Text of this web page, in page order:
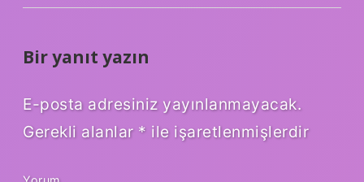
Bir yanıt yazın
E-posta adresiniz yayınlanmayacak.
Gerekli alanlar * ile işaretlenmişlerdir